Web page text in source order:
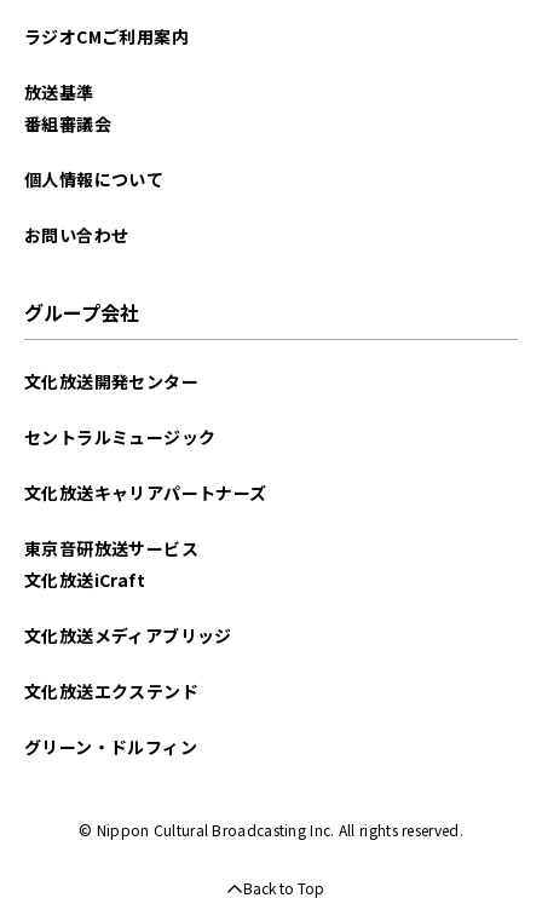
ラジオCMご利用案内
放送基準
番組審議会
個人情報について
お問い合わせ
グループ会社
文化放送開発センター
セントラルミュージック
文化放送キャリアパートナーズ
東京音研放送サービス
文化放送iCraft
文化放送メディアブリッジ
文化放送エクステンド
グリーン・ドルフィン
© Nippon Cultural Broadcasting Inc. All rights reserved.
Back to Top